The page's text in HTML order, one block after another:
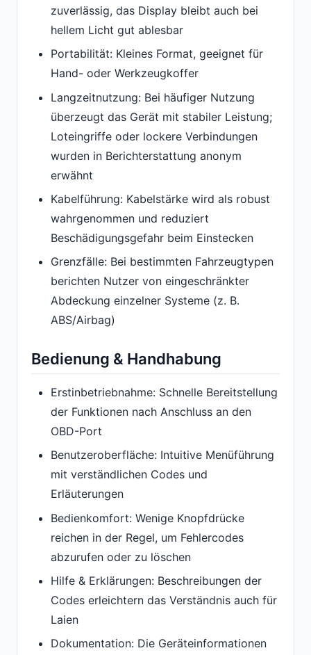
zuverlässig, das Display bleibt auch bei
hellem Licht gut ablesbar
Portabilität: Kleines Format, geeignet für
Hand- oder Werkzeugkoffer
Langzeitnutzung: Bei häufiger Nutzung
überzeugt das Gerät mit stabiler Leistung;
Loteingriffe oder lockere Verbindungen
wurden in Berichterstattung anonym
erwähnt
Kabelführung: Kabelstärke wird als robust
wahrgenommen und reduziert
Beschädigungsgefahr beim Einstecken
Grenzfälle: Bei bestimmten Fahrzeugtypen
berichten Nutzer von eingeschränkter
Abdeckung einzelner Systeme (z. B.
ABS/Airbag)
Bedienung & Handhabung
Erstinbetriebnahme: Schnelle Bereitstellung
der Funktionen nach Anschluss an den
OBD-Port
Benutzeroberfläche: Intuitive Menüführung
mit verständlichen Codes und
Erläuterungen
Bedienkomfort: Wenige Knopfdrücke
reichen in der Regel, um Fehlercodes
abzurufen oder zu löschen
Hilfe & Erklärungen: Beschreibungen der
Codes erleichtern das Verständnis auch für
Laien
Dokumentation: Die Geräteinformationen